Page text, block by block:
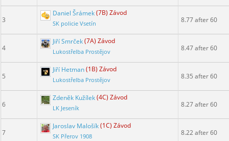
3
Daniel Šrámek(7B) Závod
SK policie Vsetín 8.77 after 60
4
Jiří Smrček(7A) Závod
Lukostřelba Prostějov 8.47 after 60
5
Jiří Hetman(1B) Závod
Lukostřelba Prostějov 8.35 after 60
6
Zdeněk Kužílek(4C) Závod
LK Jeseník 8.27 after 60
7
Jaroslav Malošík(1C) Závod
SK Přerov 1908 8.22 after 60